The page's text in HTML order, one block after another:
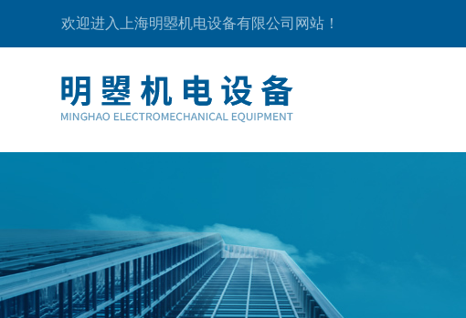
欢迎进入上海明曌机电设备有限公司网站！